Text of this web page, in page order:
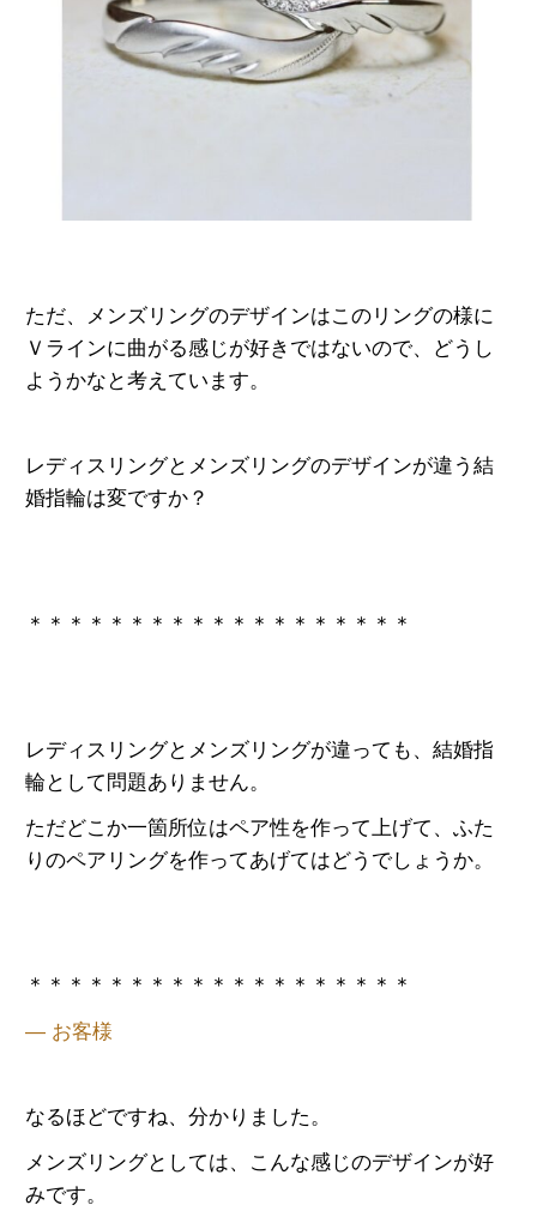
ただ、メンズリングのデザインはこのリングの様に
Ｖラインに曲がる感じが好きではないので、どうし
ようかなと考えています。
レディスリングとメンズリングのデザインが違う結
婚指輪は変ですか？
＊＊＊＊＊＊＊＊＊＊＊＊＊＊＊＊＊＊＊
レディスリングとメンズリングが違っても、結婚指
輪として問題ありません。
ただどこか一箇所位はペア性を作って上げて、ふた
りのペアリングを作ってあげてはどうでしょうか。
＊＊＊＊＊＊＊＊＊＊＊＊＊＊＊＊＊＊＊
— お客様
なるほどですね、分かりました。
メンズリングとしては、こんな感じのデザインが好
みです。